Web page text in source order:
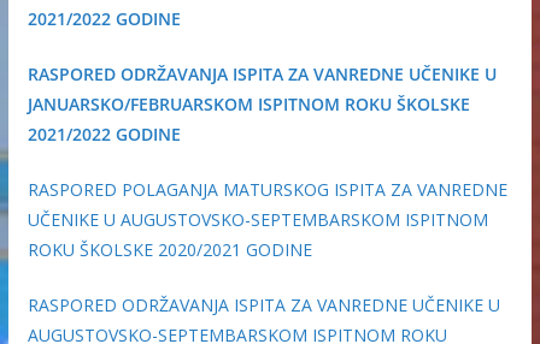
2021/2022 GODINE
RASPORED ODRŽAVANJA ISPITA ZA VANREDNE UČENIKE U
JANUARSKO/FEBRUARSKOM ISPITNOM ROKU ŠKOLSKE
2021/2022 GODINE
RASPORED POLAGANJA MATURSKOG ISPITA ZA VANREDNE
UČENIKE U AUGUSTOVSKO-SEPTEMBARSKOM ISPITNOM
ROKU ŠKOLSKE 2020/2021 GODINE
RASPORED ODRŽAVANJA ISPITA ZA VANREDNE UČENIKE U
AUGUSTOVSKO-SEPTEMBARSKOM ISPITNOM ROKU